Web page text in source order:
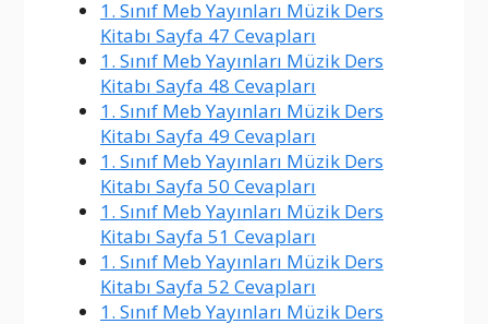
1. Sınıf Meb Yayınları Müzik Ders
Kitabı Sayfa 47 Cevapları
1. Sınıf Meb Yayınları Müzik Ders
Kitabı Sayfa 48 Cevapları
1. Sınıf Meb Yayınları Müzik Ders
Kitabı Sayfa 49 Cevapları
1. Sınıf Meb Yayınları Müzik Ders
Kitabı Sayfa 50 Cevapları
1. Sınıf Meb Yayınları Müzik Ders
Kitabı Sayfa 51 Cevapları
1. Sınıf Meb Yayınları Müzik Ders
Kitabı Sayfa 52 Cevapları
1. Sınıf Meb Yayınları Müzik Ders